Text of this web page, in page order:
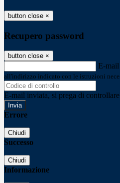
button close ×
Recupero password
button close ×
E-mail
all'indirizzo indicato con le istruzioni
E-mail inviata, si prega di
Errore
Chiudi
Successo
Chiudi
Informazione